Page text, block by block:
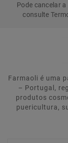
Pode cancelar
consulte
Farmaoli é uma
– Portugal,
produtos
puericultura,